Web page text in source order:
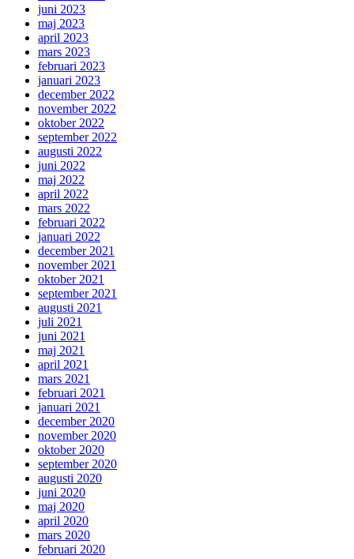
juni 2023
maj 2023
april 2023
mars 2023
februari 2023
januari 2023
december 2022
november 2022
oktober 2022
september 2022
augusti 2022
juni 2022
maj 2022
april 2022
mars 2022
februari 2022
januari 2022
december 2021
november 2021
oktober 2021
september 2021
augusti 2021
juli 2021
juni 2021
maj 2021
april 2021
mars 2021
februari 2021
januari 2021
december 2020
november 2020
oktober 2020
september 2020
augusti 2020
juni 2020
maj 2020
april 2020
mars 2020
februari 2020